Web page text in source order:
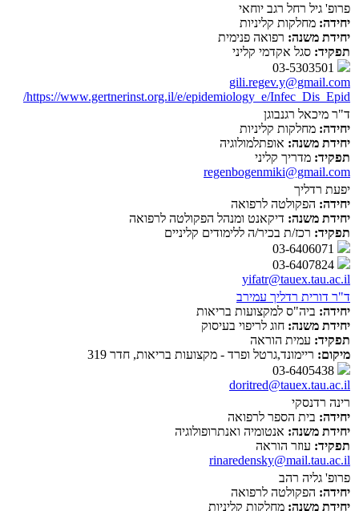
פרופ' גיל רחל רגב יוחאי
יחידה: מחלקות קליניות
יחידת משנה: רפואה פנימית
תפקיד: סגל אקדמי קליני
gili.regev.y@gmail.com
https://www.gertnerinst.org.il/e/epidemiology_e/Infec_Dis_Epid/
ד"ר מיכאל רגנבוגן
יחידה: מחלקות קליניות
יחידת משנה: אופתלמולוגיה
תפקיד: מדריך קליני
regenbogenmiki@gmail.com
יפעת רדליך
יחידה: הפקולטה לרפואה
יחידת משנה: דיקאנט ומנהל הפקולטה לרפואה
תפקיד: רכז/ת בכיר/ה ללימודים קליניים
yifatr@tauex.tau.ac.il
ד"ר דורית רדליך עמירב
יחידה: ביה"ס למקצועות בריאות
יחידת משנה: חוג לריפוי בעיסוק
תפקיד: עמית הוראה
מיקום: ריימונד,גרטל ופרד - מקצועות בריאות, חדר 319
doritred@tauex.tau.ac.il
רינה רדנסקי
יחידה: בית הספר לרפואה
יחידת משנה: אנטומיה ואנתרופולוגיה
תפקיד: עוזר הוראה
rinaredensky@mail.tau.ac.il
פרופ' גליה רהב
יחידה: הפקולטה לרפואה
יחידת משנה: מחלקות קליניות